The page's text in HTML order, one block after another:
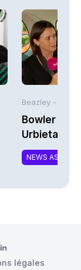
Beazley -
Bowler
Urbieta |
NEWS
LinkedIn
légales